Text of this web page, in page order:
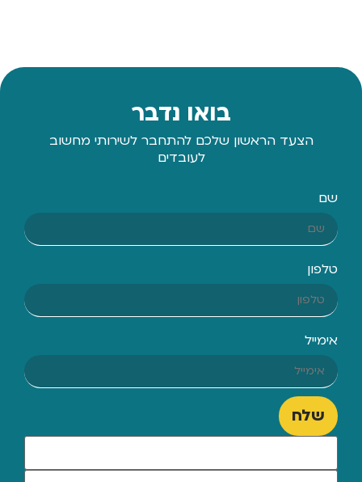
בואו נדבר
הצעד הראשון שלכם להתחבר לשירותי מחשוב
לעובדים
שם
טלפון
אימייל
שלח